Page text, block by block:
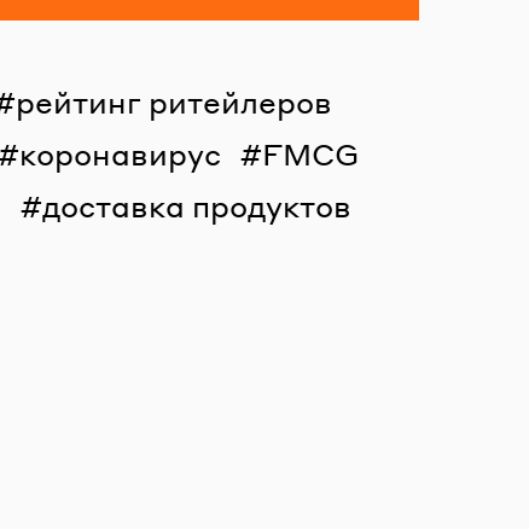
рейтинг ритейлеров
коронавирус
FMCG
доставка продуктов